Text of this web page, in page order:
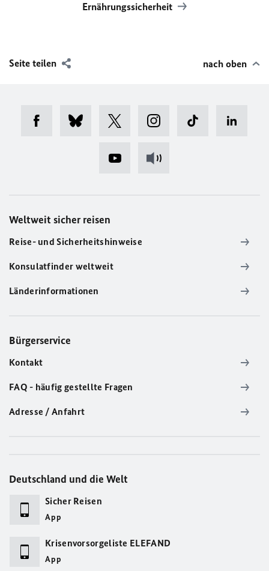
Ernährungssicherheit
Seite teilen nach oben
Weltweit sicher reisen
Reise- und Sicherheitshinweise
Konsulatfinder weltweit
Länderinformationen
Bürgerservice
Kontakt
FAQ - häufig gestellte Fragen
Adresse / Anfahrt
Deutschland und die Welt
Sicher Reisen
App
Krisenvorsorgeliste ELEFAND
App